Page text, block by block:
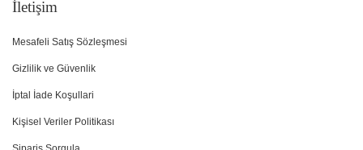
İletişim
Mesafeli Satış Sözleşmesi
Gizlilik ve Güvenlik
İptal İade Koşullari
Kişisel Veriler Politikası